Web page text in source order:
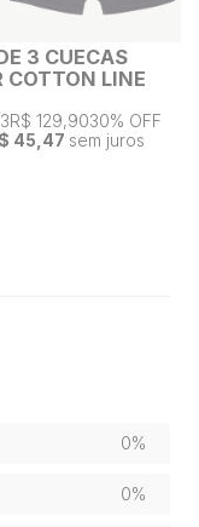
3 CUECAS
COTTON LINE
R$ 129,9030% OFF
45,47 sem juros
0%
0%